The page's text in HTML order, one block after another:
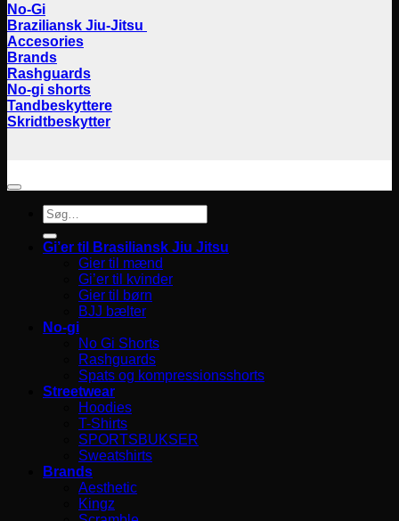
No-Gi
Braziliansk Jiu-Jitsu
Accesories
Brands
Rashguards
No-gi shorts
Tandbeskyttere
Skridtbeskytter
Søg
efter:
Gi’er til Brasiliansk Jiu Jitsu
Gier til mænd
Gi’er til kvinder
Gier til børn
BJJ bælter
No-gi
No Gi Shorts
Rashguards
Spats og kompressionsshorts
Streetwear
Hoodies
T-Shirts
SPORTSBUKSER
Sweatshirts
Brands
Aesthetic
Kingz